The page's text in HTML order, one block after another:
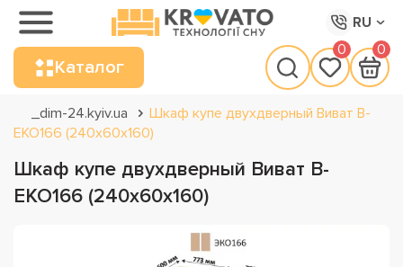
RU
Каталог
0 0
_dim-24.kyiv.ua
Шкаф купе двухдверный Виват В-
ЕКО166 (240х60х160)
Шкаф купе двухдверный Виват В-
ЕКО166 (240х60х160)